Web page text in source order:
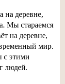
на деревне,
Мы стараемся
на деревне,
мир.
с этими
людей.